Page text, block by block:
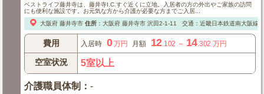
ベストライフ藤井寺は、藤井寺I.C.すぐ近くに立地。入居者の方の外出やご家族の訪問
にも便利な施設です。お元気な方から介護が必要な方までご入居...
大阪府 藤井寺市 住所： 大阪府 藤井寺市沢田2-1-11 交通：近畿日本鉄道南大阪線
費用 入居時 0万円 月額 12.102 ～ 14.302 万円
空室状況 5室以上
介護職員体制 ：-